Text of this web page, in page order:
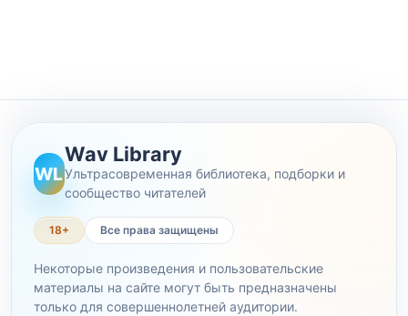
WL
Wav Library
Ультрасовременная библиотека, подборки и
сообщество читателей
18+ Все права защищены
Некоторые произведения и пользовательские
материалы на сайте могут быть предназначены
только для совершеннолетней аудитории.